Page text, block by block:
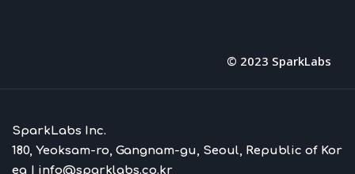
© 2023 SparkLabs
SparkLabs Inc.
180, Yeoksam-ro, Gangnam-gu, Seoul, Republic of Kor
ea | info@sparklabs.co.kr